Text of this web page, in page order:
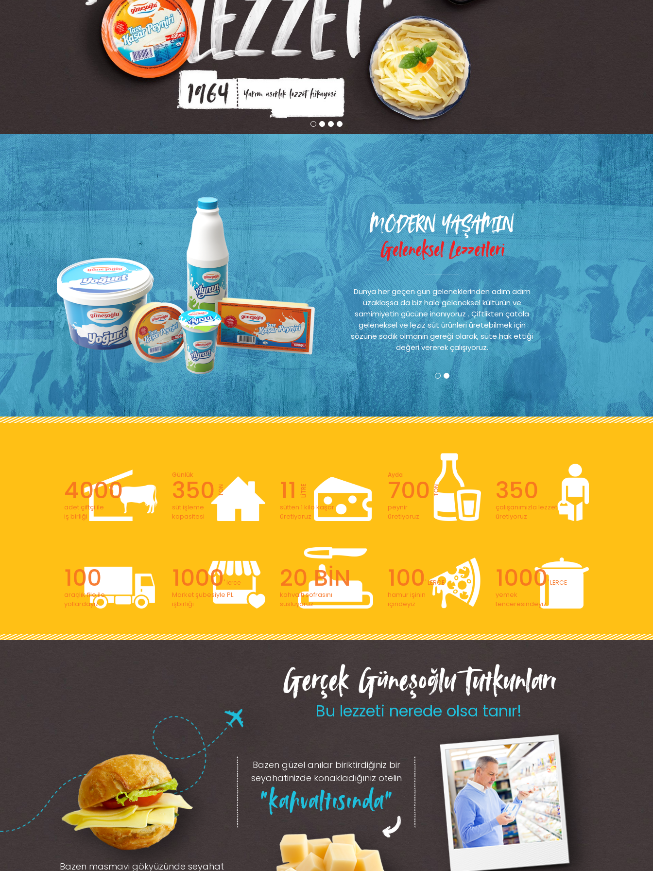
MODERN YAŞAMIN
Geleneksel Lezzetleri
Dünya her geçen gün geleneklerinden adım adım
uzaklaşsa da biz hala geleneksel kültürün ve
samimiyetin gücüne inanıyoruz . Çiftlikten çatala
geleneksel ve leziz süt ürünleri üretebilmek için
sözüne sadık olmanın gereği olarak, süte hak ettiği
değeri vererek çalışıyoruz.
4000
adet çiftçi ile
iş birliği
350
Günlük
TON
süt işleme
kapasitesi
11 LİTRE
sütten 1 kilo kaşar
üretiyoruz
700
Ayda
TON
peynir
üretiyoruz
350
çalışanımızla lezzet
üretiyoruz
100
araçlık filo ile
yollardayız
1000' lerce
Market şubesiyle PL
işbirliği
20 BİN
kahvaltı sofrasını
süslüyoruz
100' LERCE
hamur işinin
içindeyiz
1000' LERCE
yemek
tenceresindeyiz
Gerçek Güneşoğlu Tutkunları
Bu lezzeti nerede olsa tanır!
Bazen masmavi gökyüzünde seyahat
Bazen güzel anılar biriktirdiğiniz bir
seyahatinizde konakladığınız otelin
“kahvaltısında”